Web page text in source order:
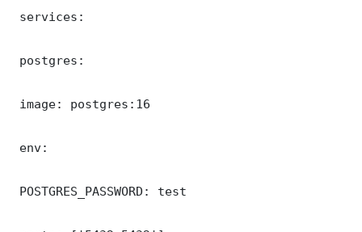
services:
postgres:
image: postgres:16
env:
POSTGRES_PASSWORD: test